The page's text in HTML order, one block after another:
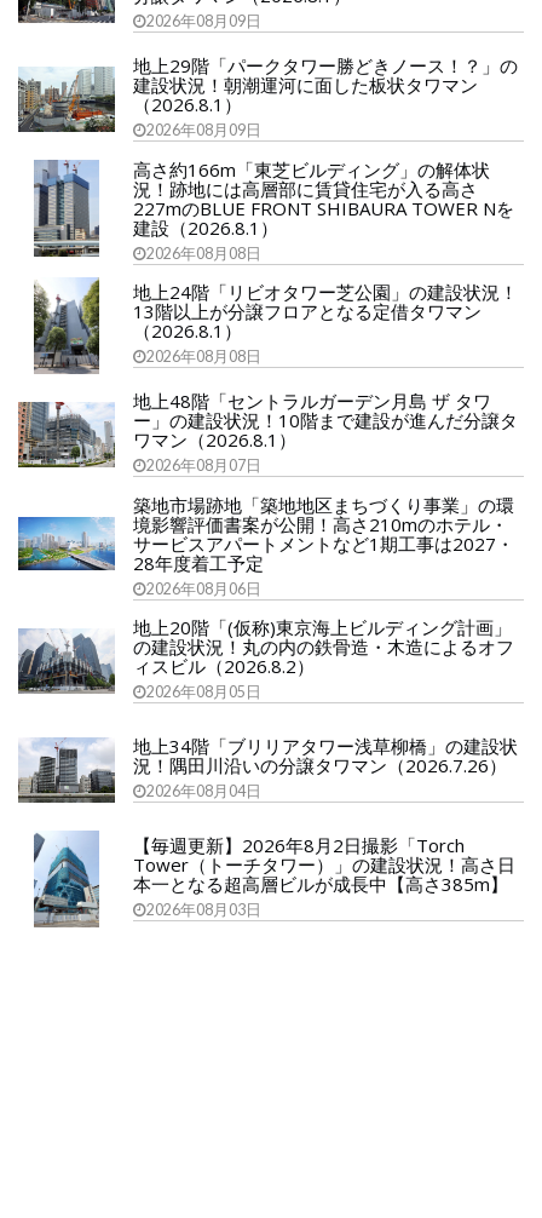
2026年08月09日
地上29階「パークタワー勝どきノース！？」の
建設状況！朝潮運河に面した板状タワマン
（2026.8.1）
2026年08月09日
高さ約166m「東芝ビルディング」の解体状
況！跡地には高層部に賃貸住宅が入る高さ
227mのBLUE FRONT SHIBAURA TOWER Nを
建設（2026.8.1）
2026年08月08日
地上24階「リビオタワー芝公園」の建設状況！
13階以上が分譲フロアとなる定借タワマン
（2026.8.1）
2026年08月08日
地上48階「セントラルガーデン月島 ザ タワ
ー」の建設状況！10階まで建設が進んだ分譲タ
ワマン（2026.8.1）
2026年08月07日
築地市場跡地「築地地区まちづくり事業」の環
境影響評価書案が公開！高さ210mのホテル・
サービスアパートメントなど1期工事は2027・
28年度着工予定
2026年08月06日
地上20階「(仮称)東京海上ビルディング計画」
の建設状況！丸の内の鉄骨造・木造によるオフ
ィスビル（2026.8.2）
2026年08月05日
地上34階「ブリリアタワー浅草柳橋」の建設状
況！隅田川沿いの分譲タワマン（2026.7.26）
2026年08月04日
【毎週更新】2026年8月2日撮影「Torch
Tower（トーチタワー）」の建設状況！高さ日
本一となる超高層ビルが成長中【高さ385m】
2026年08月03日